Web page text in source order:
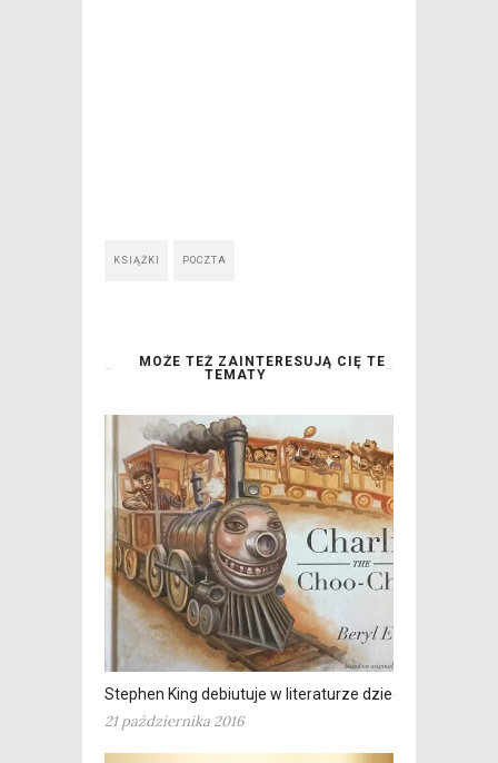
KSIĄŻKI POCZTA
MOŻE TEŻ ZAINTERESUJĄ CIĘ TE
TEMATY
Stephen King debiutuje w literaturze dziecięcej
21 października 2016